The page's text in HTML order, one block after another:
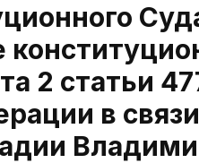
2 статьи
в